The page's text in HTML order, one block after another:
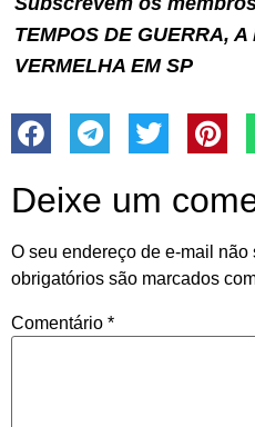
TEMPOS DE GUERRA,
VERMELHA EM SP
Deixe um
O seu endereço de e-mail não
obrigatórios são marcados
Comentário *